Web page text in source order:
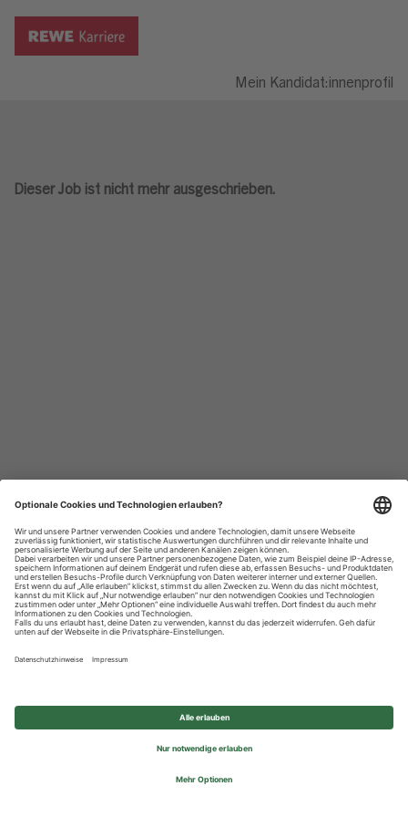
Mein Kandidat:innenprofil
Dieser Job ist nicht mehr ausgeschrieben.
Datenschutzhinweise
Impressum
Privatsphäre-Einstellungen
© 2026 REWE Group - All rights reserved